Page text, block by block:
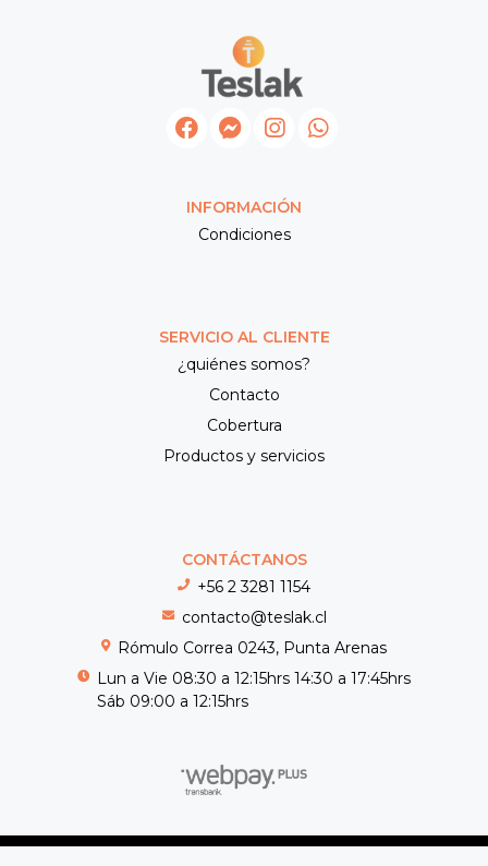
INFORMACIÓN
Condiciones
SERVICIO AL CLIENTE
¿quiénes somos?
Contacto
Cobertura
Productos y servicios
CONTÁCTANOS
+56 2 3281 1154
contacto@teslak.cl
Rómulo Correa 0243, Punta Arenas
Lun a Vie 08:30 a 12:15hrs 14:30 a 17:45hrs
Sáb 09:00 a 12:15hrs
Teslak © 2026